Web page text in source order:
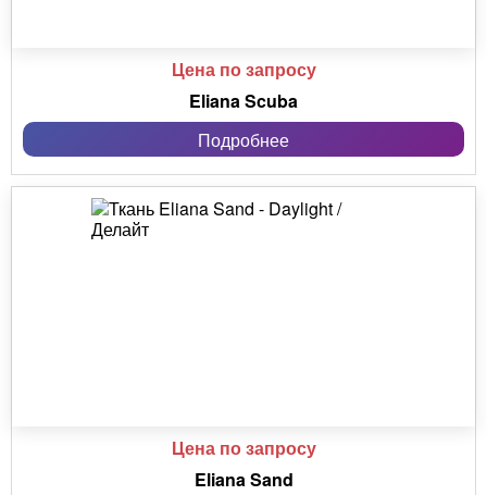
Цена по запросу
Eliana Scuba
Подробнее
Цена по запросу
Eliana Sand